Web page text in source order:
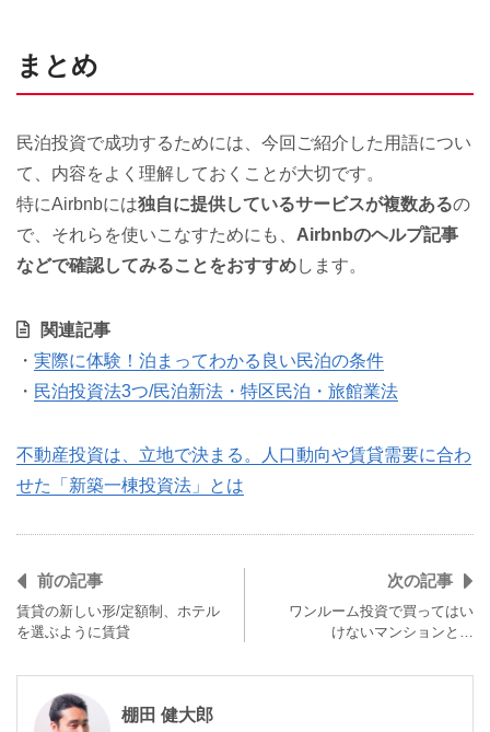
まとめ
民泊投資で成功するためには、今回ご紹介した用語につい
て、内容をよく理解しておくことが大切です。
特にAirbnbには独自に提供しているサービスが複数あるの
で、それらを使いこなすためにも、 Airbnbのヘルプ記事
などで確認してみることをおすすめします。
関連記事
・ 実際に体験！泊まってわかる良い民泊の条件
・ 民泊投資法3つ/民泊新法・特区民泊・旅館業法
不動産投資は、立地で決まる。人口動向や賃貸需要に合わ
せた「新築一棟投資法」とは
前の記事
賃貸の新しい形/定額制、ホテル
を選ぶように賃貸
次の記事
ワンルーム投資で買ってはい
けないマンションと…
棚田 健大郎